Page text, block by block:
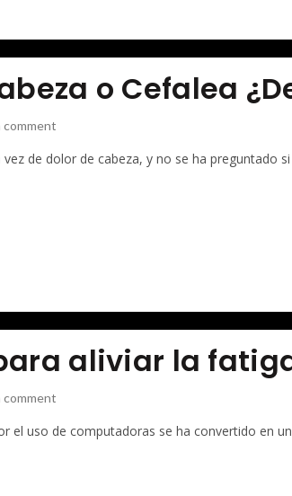
o Cefalea
comment
de dolor de cabeza, y no se ha preguntado
aliviar la
comment
el uso de computadoras se ha convertido en